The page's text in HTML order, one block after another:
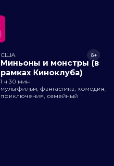
США
Миньоны и монстры (в
рамках Киноклуба)
6+
1 ч 30 мин
мультфильм, фантастика, комедия,
приключения, семейный